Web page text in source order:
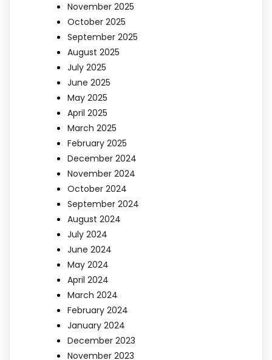
November 2025
October 2025
September 2025
August 2025
July 2025
June 2025
May 2025
April 2025
March 2025
February 2025
December 2024
November 2024
October 2024
September 2024
August 2024
July 2024
June 2024
May 2024
April 2024
March 2024
February 2024
January 2024
December 2023
November 2023